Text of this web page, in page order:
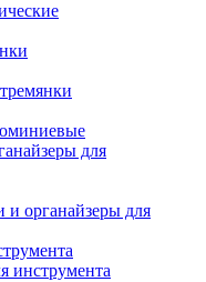
для
органайзеры для
инструмента